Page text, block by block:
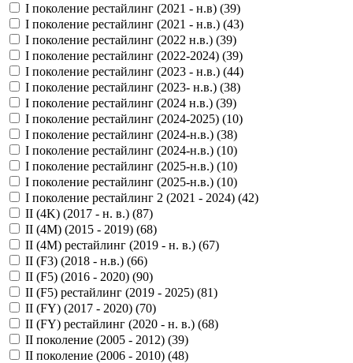
I поколение рестайлинг (2021 - н.в) (39)
I поколение рестайлинг (2021 - н.в.) (43)
I поколение рестайлинг (2022 н.в.) (39)
I поколение рестайлинг (2022-2024) (39)
I поколение рестайлинг (2023 - н.в.) (44)
I поколение рестайлинг (2023- н.в.) (38)
I поколение рестайлинг (2024 н.в.) (39)
I поколение рестайлинг (2024-2025) (10)
I поколение рестайлинг (2024-н.в.) (38)
I поколение рестайлинг (2024-н.в.) (10)
I поколение рестайлинг (2025-н.в.) (10)
I поколение рестайлинг (2025-н.в.) (10)
I поколение рестайлинг 2 (2021 - 2024) (42)
II (4K) (2017 - н. в.) (87)
II (4M) (2015 - 2019) (68)
II (4M) рестайлинг (2019 - н. в.) (67)
II (F3) (2018 - н.в.) (66)
II (F5) (2016 - 2020) (90)
II (F5) рестайлинг (2019 - 2025) (81)
II (FY) (2017 - 2020) (70)
II (FY) рестайлинг (2020 - н. в.) (68)
II поколение (2005 - 2012) (39)
II поколение (2006 - 2010) (48)